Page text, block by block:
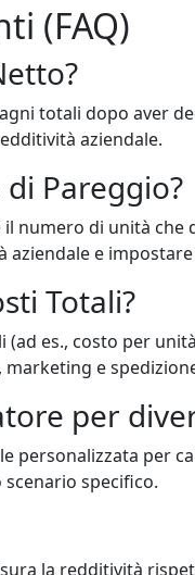
(FAQ)
totali dopo aver
aziendale.
Pareggio?
numero di unità
aziendale e
Totali?
es., costo per
e
per
personalizzata per
specifico.
la redditività